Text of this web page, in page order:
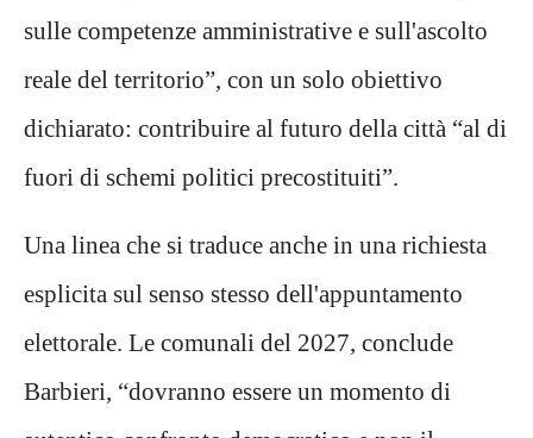
sulle competenze amministrative e sull'ascolto
reale del territorio”, con un solo obiettivo
dichiarato: contribuire al futuro della città “al di
fuori di schemi politici precostituiti”.
Una linea che si traduce anche in una richiesta
esplicita sul senso stesso dell'appuntamento
elettorale. Le comunali del 2027, conclude
Barbieri, “dovranno essere un momento di